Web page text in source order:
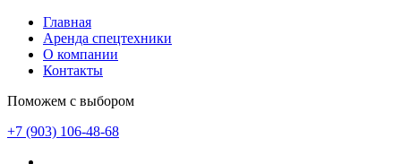
Главная
Аренда спецтехники
О компании
Контакты
Поможем с выбором
+7 (903) 106-48-68